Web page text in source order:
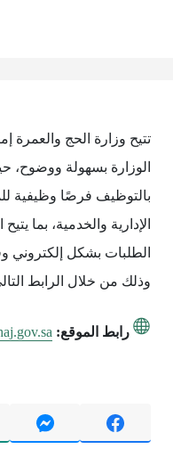
تتيح وزارة الحج والعمرة
الوزارة بسهولة ووضوح،
بالتوظيف فرصًا وظيفية
الإدارية والخدمية، بما
الطلبات بشكل إلكتروني
وذلك من خلال الرابط
رابط الموقع: